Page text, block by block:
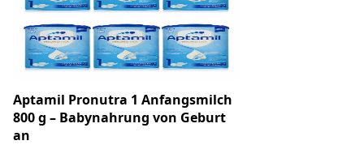
Aptamil Pronutra 1 Anfangsmilch
800 g – Babynahrung von Geburt
an